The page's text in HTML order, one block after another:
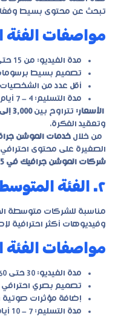
تبحث عن محتوى بسيط
مواصفات الفئة
مدة الفيديو: من 15 حتى 30 ثانية.
تصميم بسيط
أقل عدد من
مدة التسليم: 4 – 7 أيام عمل.
الأسعار: تتراوح بين3,000 إلى 6,000 جنيه مصري
وتعقيد الفكرة.
من خلال خدمات الموشن
الصغيرة على محتوى
شركات الموشن جرافيك في 2025
٢. الفئة المتوسطة
مناسبة للشركات متوسطة
وفيديوهات أكثر احترافية
مواصفات الفئة
مدة الفيديو: 30 حتى 60 ثانية.
تصميم بصري
إضافة مؤثرات صوتية
مدة التسليم: 7 – 10 أيام عمل.